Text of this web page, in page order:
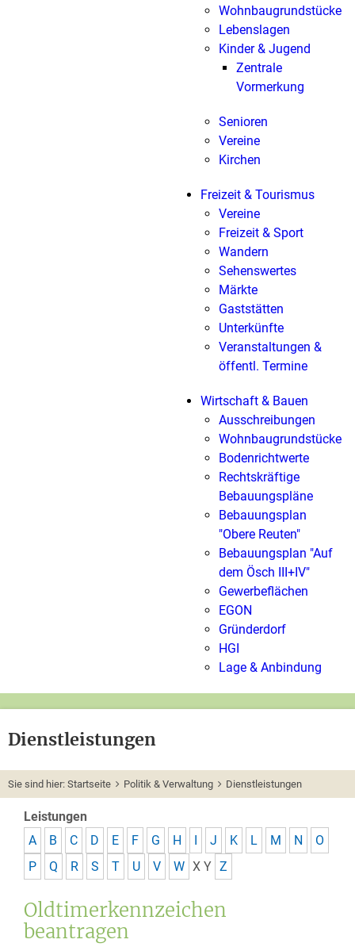
Wohnbaugrundstücke
Lebenslagen
Kinder & Jugend
Zentrale
Vormerkung
Senioren
Vereine
Kirchen
Freizeit & Tourismus
Vereine
Freizeit & Sport
Wandern
Sehenswertes
Märkte
Gaststätten
Unterkünfte
Veranstaltungen &
öffentl. Termine
Wirtschaft & Bauen
Ausschreibungen
Wohnbaugrundstücke
Bodenrichtwerte
Rechtskräftige
Bebauungspläne
Bebauungsplan
"Obere Reuten"
Bebauungsplan "Auf
dem Ösch III+IV"
Gewerbeflächen
EGON
Gründerdorf
HGI
Lage & Anbindung
Dienstleistungen
Sie sind hier: Startseite Politik & Verwaltung Dienstleistungen
Leistungen
A
B C D E F G H I J K L M N
O
P
Q R S T U V W X Y Z
Oldtimerkennzeichen
beantragen